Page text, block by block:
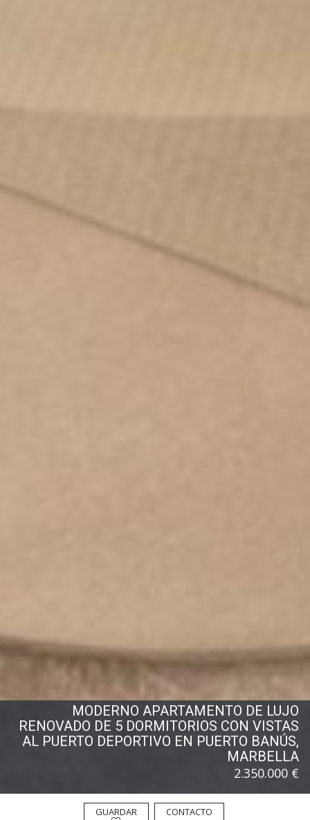
GUARDAR CONTACTO
MODERNO APARTAMENTO DE LUJO
RENOVADO DE 5 DORMITORIOS CON VISTAS
AL PUERTO DEPORTIVO EN PUERTO BANÚS,
MARBELLA
2.350.000 €